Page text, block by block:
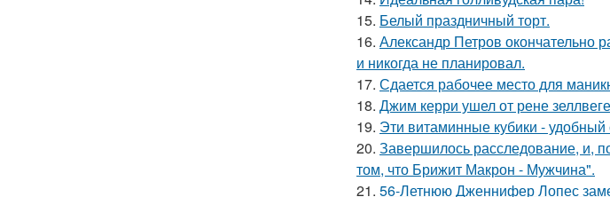
15. Белый праздничный торт.
16. Александр Петров окончательно
и никогда не планировал.
17. Сдается рабочее место для
18. Джим керри ушел от рене
19. Эти витаминные кубики - удобный
20. Завершилось расследование, и,
том, что Брижит Макрон - Мужчина".
21. 56-Летнюю Дженнифер Лопес